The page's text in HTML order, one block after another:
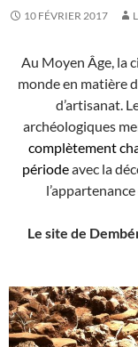
10 FÉVRIER 2017
Au Moyen Âge, la
monde en matière
d’artisanat.
archéologiques
complètement
périodeavec la
Le site de